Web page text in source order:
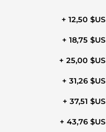
+ 12,50 $US
+ 18,75 $US
+ 25,00 $US
+ 31,26 $US
+ 37,51 $US
+ 43,76 $US